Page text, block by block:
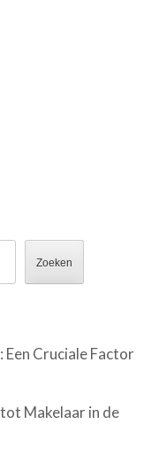
Zoeken
Cruciale Factor
Makelaar in de